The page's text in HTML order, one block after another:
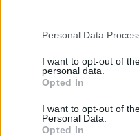
Please note that this
not limited to your visit or
grant or deny consent to
use your data for below
consent section.
Personal Data
I want to opt-out of
personal data.
Opted In
I want to opt-out of
Personal Data.
Opted In
Κρίσεις στις Ένοπλες
ανώτεροι αξιωματικοί –
27/01/2025 - 10:05μμ